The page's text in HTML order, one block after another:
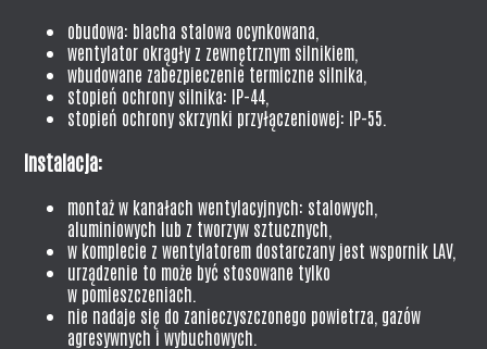
obudowa: blacha stalowa ocynkowana,
wentylator okrągły z zewnętrznym silnikiem,
wbudowane zabezpieczenie termiczne silnika,
stopień ochrony silnika: IP-44,
stopień ochrony skrzynki przyłączeniowej: IP-55.
Instalacja:
montaż w kanałach wentylacyjnych: stalowych,
aluminiowych lub z tworzyw sztucznych,
w komplecie z wentylatorem dostarczany jest wspornik LAV,
urządzenie to może być stosowane tylko
w pomieszczeniach.
nie nadaje się do zanieczyszczonego powietrza, gazów
agresywnych i wybuchowych.